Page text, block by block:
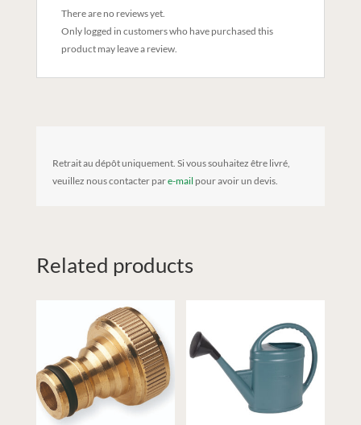
There are no reviews yet.
Only logged in customers who have purchased this
product may leave a review.
Retrait au dépôt uniquement. Si vous souhaitez être livré,
veuillez nous contacter pare-mail pour avoir un devis.
Related products